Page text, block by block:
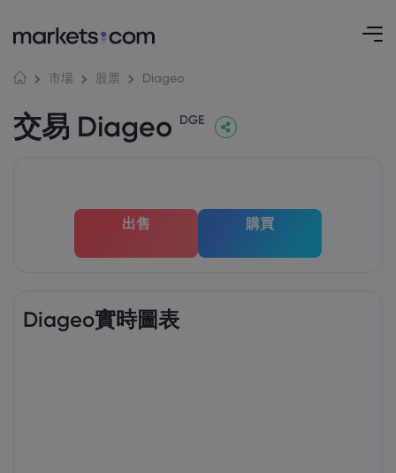
市場 股票 Diageo
交易 Diageo DGE
出售 購買
Diageo實時圖表